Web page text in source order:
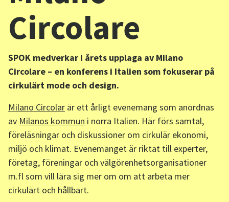
Circolare
SPOK medverkar i årets upplaga av Milano
Circolare – en konferens i Italien som fokuserar på
cirkulärt mode och design.
Milano Circolar är ett årligt evenemang som anordnas
av Milanos kommun i norra Italien. Här förs samtal,
föreläsningar och diskussioner om cirkulär ekonomi,
miljö och klimat. Evenemanget är riktat till experter,
företag, föreningar och välgörenhetsorganisationer
m.fl som vill lära sig mer om om att arbeta mer
cirkulärt och hållbart.